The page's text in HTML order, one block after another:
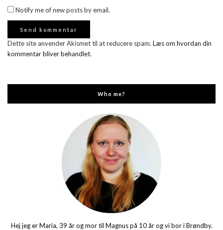
Notify me of new posts by email.
Dette site anvender Akismet til at reducere spam. Læs om hvordan din
kommentar bliver behandlet.
Who me?
Hej jeg er Maria, 39 år og mor til Magnus på 10 år og vi bor i Brøndby.